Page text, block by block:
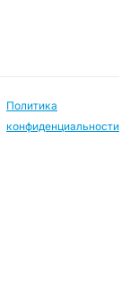
Политика
конфиденциальности